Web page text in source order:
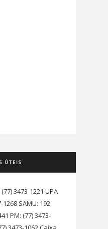
ÚTEIS
3473-1221 UPA
SAMU: 192
PM: (77) 3473-